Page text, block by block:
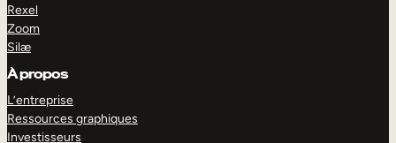
Rexel
Zoom
Silæ
À propos
L’entreprise
Ressources graphiques
Investisseurs